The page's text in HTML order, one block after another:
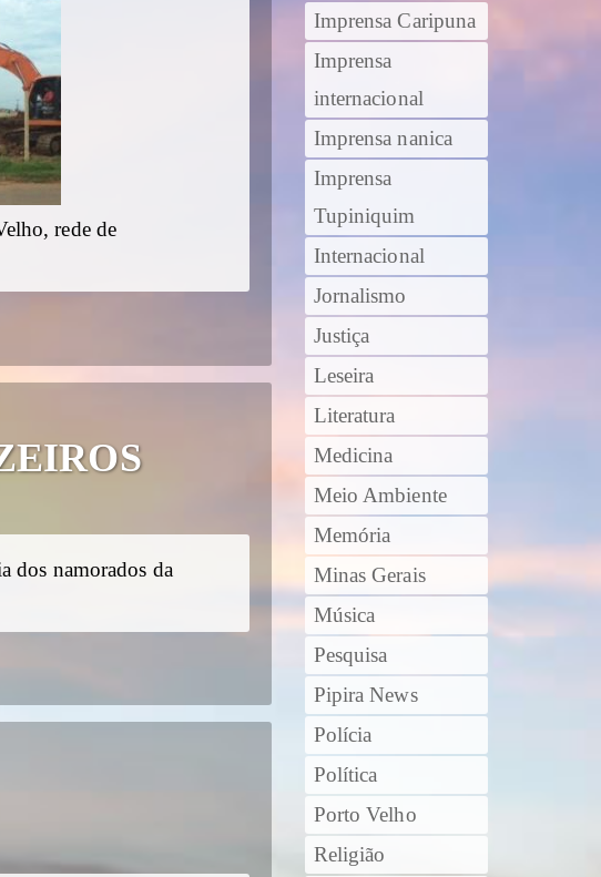
rede de
dos namorados da
Imprensa Caripuna
Imprensa
internacional
Imprensa nanica
Imprensa
Tupiniquim
Internacional
Jornalismo
Justiça
Leseira
Literatura
Medicina
Meio Ambiente
Memória
Minas Gerais
Música
Pesquisa
Pipira News
Polícia
Política
Porto Velho
Religião